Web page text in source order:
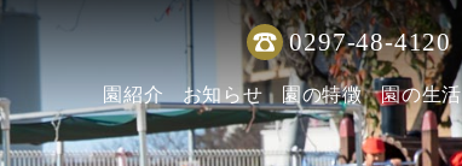
0297-48-4120
園紹介 お知らせ 園の特徴 園の生活